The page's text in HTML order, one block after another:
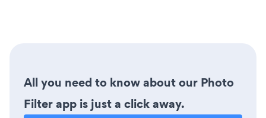
All you need to know about our Photo
Filter app is just a click away.